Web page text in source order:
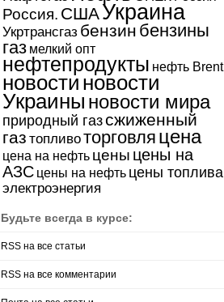
Россия. СШАУкраина
Укртрансгаз бензин бензины
газ мелкий опт
нефтепродукты нефть Brent
новости новости
Украины новости мира
природный газсжиженный
газ топливоторговля цена
цена на нефть цены цены на
АЗС цены на нефть цены топлива
электроэнергия
Будьте всегда в курсе:
RSS на все статьи
RSS на все комментарии